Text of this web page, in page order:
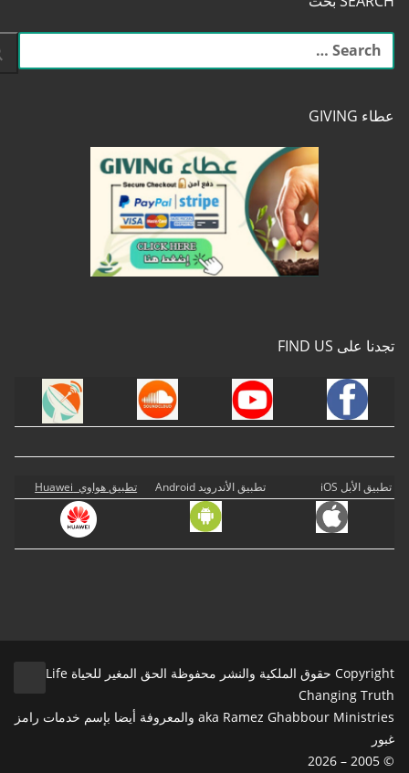
البحث
عن:
عطاء GIVING
تجدنا على FIND US
تطبيق الأبل iOS تطبيق الأندرويد Android تطبيق هواوي Huawei
Copyright حقوق الملكية والنشر محفوظة الحق المغير للحياة Life
Changing Truth
aka Ramez Ghabbour Ministries والمعروفة أيضا بإسم خدمات رامز
غبور
© 2005 – 2026